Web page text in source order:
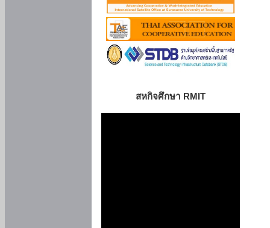
สหกิจศึกษา RMIT